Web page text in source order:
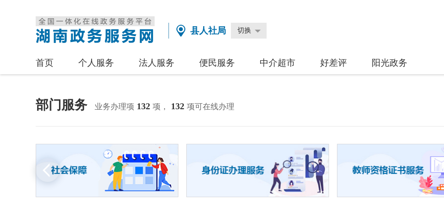
县人社局 切换
首页 个人服务 法人服务 便民服务 中介超市 好差评 阳光政务
部门服务 业务办理项 132 项， 132 项可在线办理